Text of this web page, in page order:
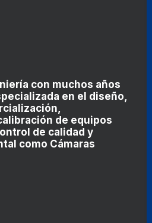
con muchos años
en el diseño,
de equipos
de calidad y
como Cámaras